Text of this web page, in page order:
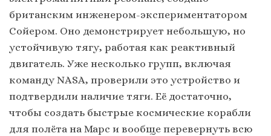
британским инженером-экспериментатором
Сойером. Оно демонстрирует небольшую, но
устойчивую тягу, работая как реактивный
двигатель. Уже несколько групп, включая
команду NASA, проверили это устройство и
подтвердили наличие тяги. Её достаточно,
чтобы создать быстрые космические корабли
для полёта на Марс и вообще перевернуть всю